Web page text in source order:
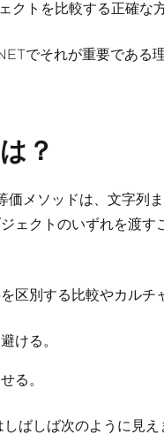
クトを比較する正確
でそれが重要である
？
メソッドは、文字列
ェクトのいずれを渡
区別する比較やカルチ
ける。
る。
ばしば次のように見え